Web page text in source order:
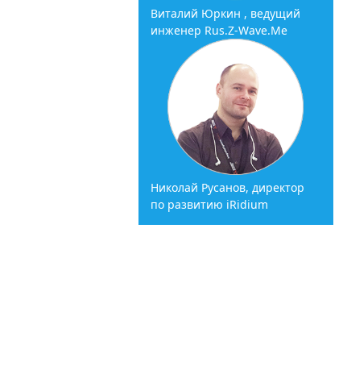
Виталий Юркин , ведущий
инженер Rus.Z-Wave.Me
Николай Русанов, директор
по развитию iRidium